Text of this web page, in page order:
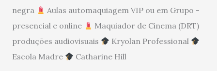
negra
Aulas automaquiagem VIP ou em Grupo -
presencial e online
Maquiador de Cinema (DRT)
produções audiovisuais
Kryolan Professional
Escola Madre
Catharine Hill